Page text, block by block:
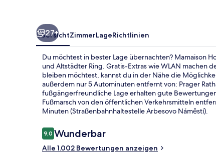
27+
ÜbersichtZimmerLageRichtlinien
Du möchtest in bester Lage übernachten? Mamaison
und Altstädter Ring. Gratis-Extras wie WLAN machen
bleiben möchtest, kannst du in der Nähe die
außerdem nur 5 Autominuten entfernt von: Prager
fußgängerfreundliche Lage erhalten gute
Fußmarsch von den öffentlichen Verkehrsmitteln
Minuten (Straßenbahnhaltestelle Arbesovo Náměstí).
Bewertungen
9,09,0 von 10.
Wunderbar
Alle 1.002 Bewertungen anzeigen